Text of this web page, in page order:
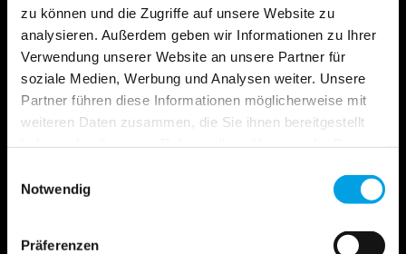
zu können und die Zugriffe auf unsere Website zu
analysieren. Außerdem geben wir Informationen zu Ihrer
Verwendung unserer Website an unsere Partner für
soziale Medien, Werbung und Analysen weiter. Unsere
Partner führen diese Informationen möglicherweise mit
weiteren Daten zusammen, die Sie ihnen bereitgestellt
Notwendig
Präferenzen
info@awk-online.de